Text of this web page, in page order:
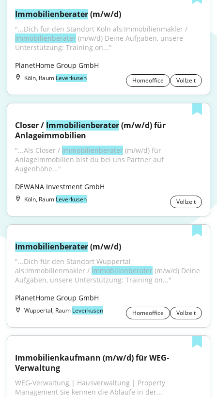
Immobilienberater (m/w/d)
Immobilienberater (m/w/d) Deine Aufgaben, unsere
Unterstützung: Training on..."
PlanetHome Group GmbH
Köln, Raum Leverkusen Homeoffice Vollzeit
Closer / Immobilienberater (m/w/d) für
Anlageimmobilien
"...Als Closer / Immobilienberater (m/w/d) für
Anlageimmobilien bist du bei uns Partner auf
Augenhöhe..."
DEWANA Investment GmbH
Köln, Raum Leverkusen Vollzeit
Immobilienberater (m/w/d)
"...Dich für den Standort Wuppertal
als:Immobilienmakler / Immobilienberater (m/w/d) Deine
Aufgaben, unsere Unterstützung: Training on..."
PlanetHome Group GmbH
Wuppertal, Raum Leverkusen Homeoffice Vollzeit
Immobilienkaufmann (m/w/d) für WEG-
Verwaltung
WEG-Verwaltung | Hausverwaltung | Property
Management Sie kennen die Abläufe in der...